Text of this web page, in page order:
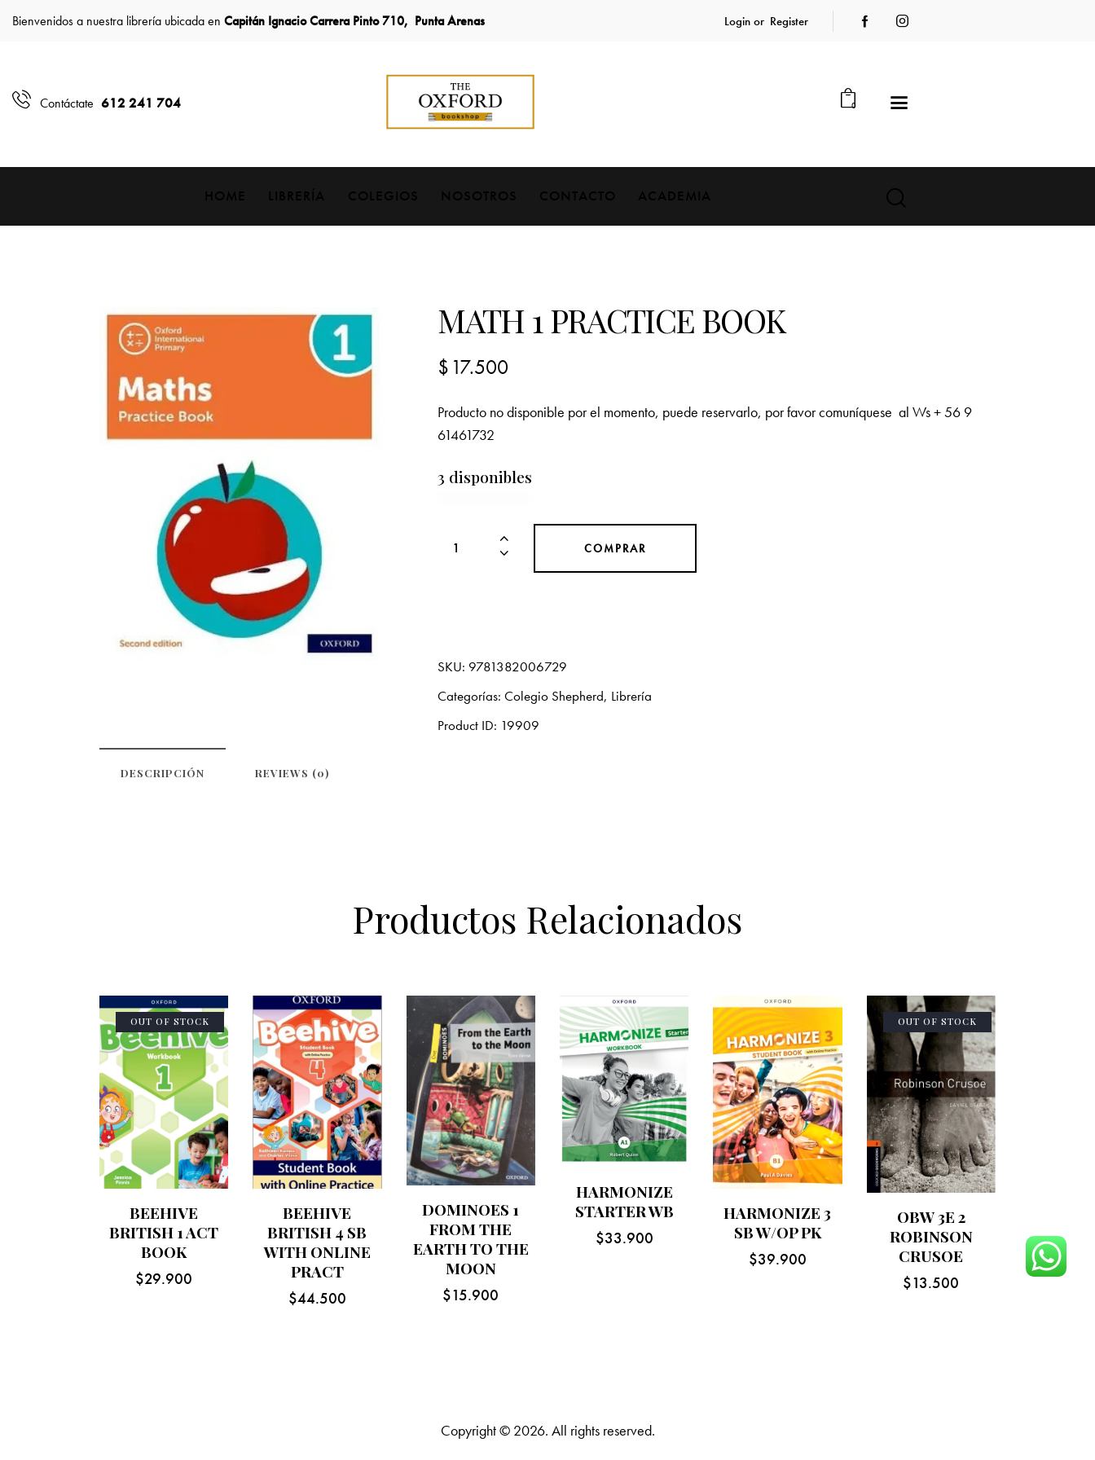
Bienvenidos a nuestra librería ubicada en Capitán Ignacio Carrera Pinto 710, Punta Arenas Login or Register
Contáctate 612 241 704 0
MATH 1 PRACTICE BOOK
$ 17.500
Producto no disponible por el momento, puede reservarlo, por favor comuníquese al Ws + 56 9
61461732
3 disponibles
COMPRAR
SKU: 9781382006729
Categorías:Colegio Shepherd, Librería
Product ID: 19909
DESCRIPCIÓN REVIEWS (0)
Productos Relacionados
OUT OF STOCK
BEEHIVE
BRITISH 1 ACT
BOOK
$29.900
BEEHIVE
BRITISH 4 SB
WITH ONLINE
PRACT
$44.500
DOMINOES 1
FROM THE
EARTH TO THE
MOON
$15.900
HARMONIZE
STARTER WB
$33.900
HARMONIZE 3
SB W/OP PK
$39.900
OUT OF STOCK
OBW 3E 2
ROBINSON
CRUSOE
$13.500
Copyright © 2026. All rights reserved.